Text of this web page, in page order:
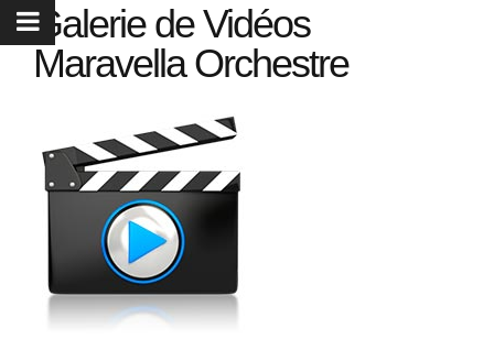
Galerie de Vidéos
Maravella Orchestre